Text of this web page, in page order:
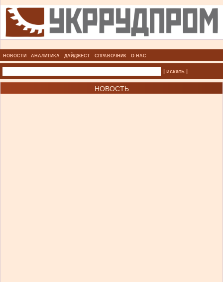
НОВОСТИ АНАЛИТИКА ДАЙДЖЕСТ СПРАВОЧНИК О НАС
| искать |
НОВОСТЬ